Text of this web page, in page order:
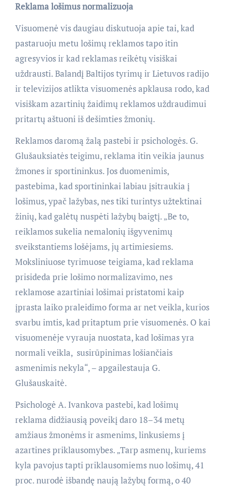
Reklama lošimus normalizuoja
Visuomenė vis daugiau diskutuoja apie tai, kad
pastaruoju metu lošimų reklamos tapo itin
agresyvios ir kad reklamas reikėtų visiškai
uždrausti. Balandį Baltijos tyrimų ir Lietuvos radijo
ir televizijos atlikta visuomenės apklausa rodo, kad
visiškam azartinių žaidimų reklamos uždraudimui
pritartų aštuoni iš dešimties žmonių.
Reklamos daromą žalą pastebi ir psichologės. G.
Glušauksiatės teigimu, reklama itin veikia jaunus
žmones ir sportininkus. Jos duomenimis,
pastebima, kad sportininkai labiau įsitraukia į
lošimus, ypač lažybas, nes tiki turintys užtektinai
žinių, kad galėtų nuspėti lažybų baigtį. „Be to,
reiklamos sukelia nemalonių išgyvenimų
sveikstantiems lošėjams, jų artimiesiems.
Moksliniuose tyrimuose teigiama, kad reklama
prisideda prie lošimo normalizavimo, nes
reklamose azartiniai lošimai pristatomi kaip
įprasta laiko praleidimo forma ar net veikla, kurios
svarbu imtis, kad pritaptum prie visuomenės. O kai
visuomenėje vyrauja nuostata, kad lošimas yra
normali veikla, susirūpinimas lošiančiais
asmenimis nekyla“, – apgailestauja G.
Glušauskaitė.
Psichologė A. Ivankova pastebi, kad lošimų
reklama didžiausią poveikį daro 18–34 metų
amžiaus žmonėms ir asmenims, linkusiems į
azartines priklausomybes. „Tarp asmenų, kuriems
kyla pavojus tapti priklausomiems nuo lošimų, 41
proc. nurodė išbandę naują lažybų formą, o 40